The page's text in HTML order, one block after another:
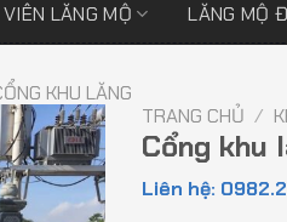
LĂNG MỘ LĂNG MỘ
KHU LĂNG
TRANG CHỦ /
Cổng khu
Liên hệ: